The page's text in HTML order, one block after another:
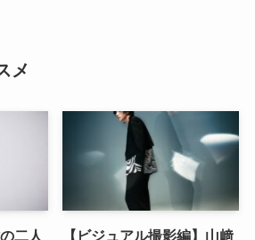
メ
二人
【ビジュアル撮影編】山﨑